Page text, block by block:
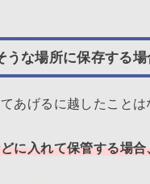
うな場所に保存する場
あげるに越したことは
に入れて保管する場合